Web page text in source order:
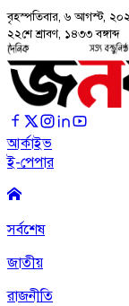
বৃহস্পতিবার, ৬ আগস্ট,
২২শে শ্রাবণ, ১৪৩৩ বঙ্গাব্দ
আর্কাইভ
ই-পেপার
সর্বশেষ
জাতীয়
রাজনীতি